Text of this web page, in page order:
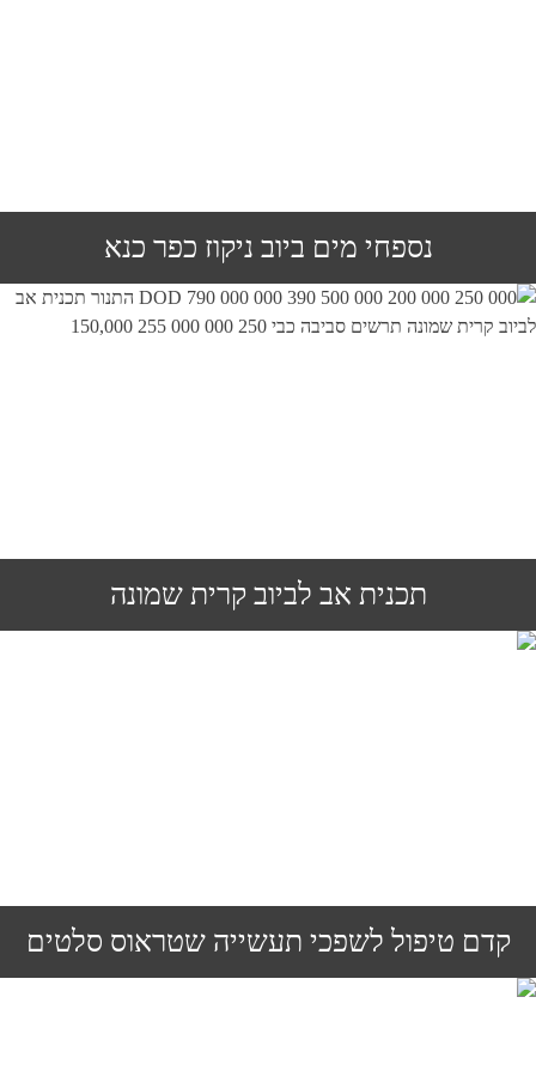
נספחי מים ביוב ניקוז כפר כנא
תכנית אב לביוב קרית שמונה
קדם טיפול לשפכי תעשייה שטראוס סלטים